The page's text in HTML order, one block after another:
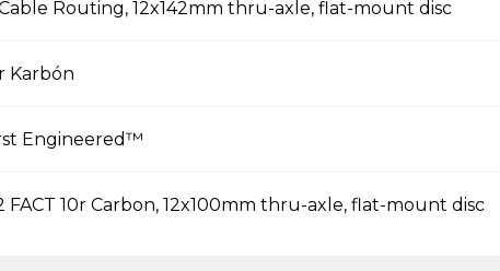
Routing, 12x142mm thru-axle, flat-mount disc
Karbón
Engineered™
FACT 10r Carbon, 12x100mm thru-axle, flat-mount disc